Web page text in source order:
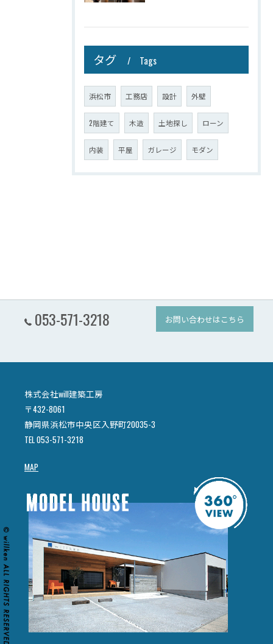
タグ Tags
浜松市 工務店 設計 外壁
2階建て 木造 土地探し ローン
内装 平屋 ガレージ モダン
053-571-3218 お問い合わせはこちら
株式会社will建築工房
〒432-8061
静岡県浜松市中央区入野町20035-3
TEL 053-571-3218
MAP